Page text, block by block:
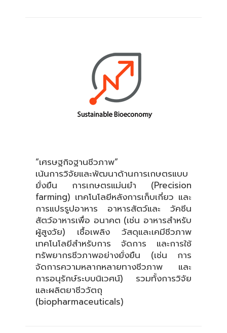
“เศรษฐกิจฐานชีวภาพ”
เน้นการวิจัยและพัฒนาด้านการเกษตรแบบ
ยั่งยืน การเกษตรแม่นยำ (Precision
farming) เทคโนโลยีหลังการเก็บเกี่ยว และ
การแปรรูปอาหาร อาหารสัตว์และ วัคซีน
สัตว์อาหารเพื่อ อนาคต (เช่น อาหารสำหรับ
ผู้สูงวัย) เชื้อเพลิง วัสดุและเคมีชีวภาพ
เทคโนโลยีสำหรับการ จัดการ และการใช้
ทรัพยากรชีวภาพอย่างยั่งยืน (เช่น การ
จัดการความหลากหลายทางชีวภาพ และ
การอนุรักษ์ระบบนิเวศน์) รวมทั้งการวิจัย
และผลิตยาชีววัตถุ
(biopharmaceuticals)